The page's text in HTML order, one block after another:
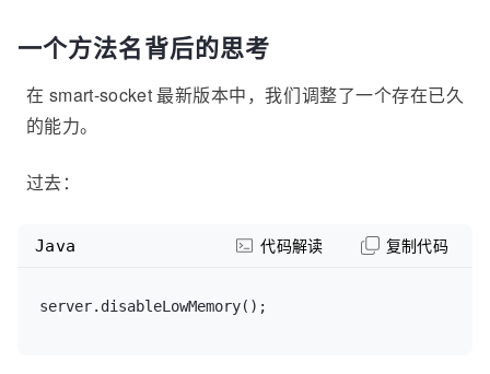
一个方法名背后的思考
在 smart-socket 最新版本中，我们调整了一个存在已久
的能力。
过去：
server.disableLowMemory();
Java 代码解读 复制代码